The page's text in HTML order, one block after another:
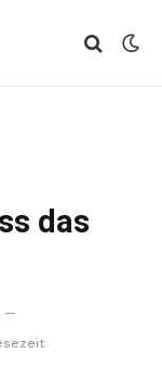
das